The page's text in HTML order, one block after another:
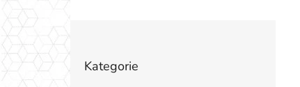
s
t
kategorie
Kategorie